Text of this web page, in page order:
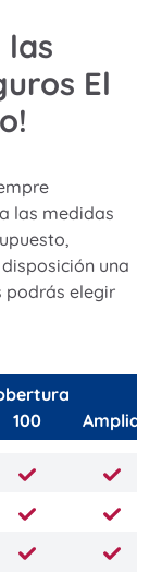
las
El
las medidas
una
podrás elegir
100
Amplia